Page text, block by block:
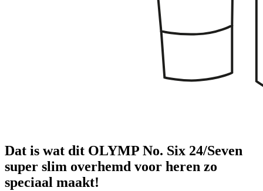
Dat is wat dit OLYMP No. Six 24/Seven
super slim overhemd voor heren zo
speciaal maakt!